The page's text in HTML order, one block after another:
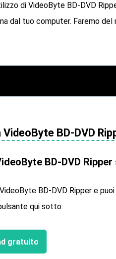
di VideoByte BD-DVD
dal tuo computer. Faremo
BD-DVD
BD-DVD Ripper
BD-DVD Ripper e
qui sotto:
gratuito